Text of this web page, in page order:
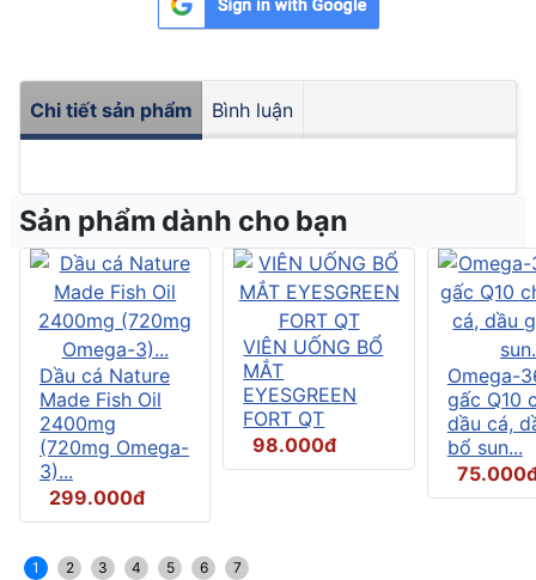
Chi tiết sản phẩm Bình luận
Sản phẩm dành cho bạn
Dầu cá Nature
Made Fish Oil
2400mg
(720mg Omega-
3)...
299.000đ
VIÊN UỐNG BỔ
MẮT
EYESGREEN
FORT QT
98.000đ
Omega-
gấc Q10
dầu cá,
bổ sun...
1 2 3 4 5 6 7